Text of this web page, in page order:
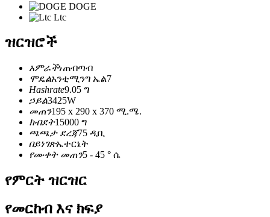
DOGE
Ltc
ዝርዝሮች
አምራችነጠብጣብ
ሞዴልአንቲሚንግ ኤል7
Hashrate9.05 ግ
ኃይል3425W
መጠን195 x 290 x 370 ሚ.ሜ.
ክብደት15000 ግ
ጫጫታ ደረጃ75 ዲቢ
በይነገጽኤተርኔት
የሙቀት መጠን5 - 45 ° ሴ
የምርት ዝርዝር
የመርከብ እና ክፍያ